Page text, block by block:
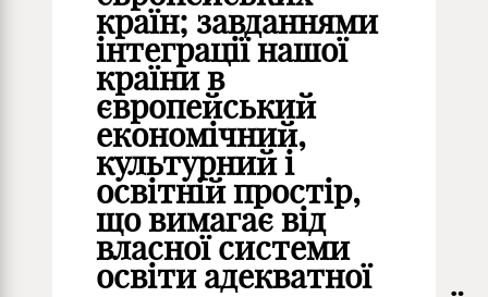
країн; завданнями
інтеграції нашої
країни в
європейський
економічний,
культурний і
освітній простір,
що вимагає від
власної системи
освіти адекватної